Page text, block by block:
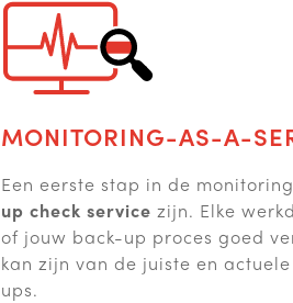
MONITORING-AS-A-
Een eerste stap in de
up check service zijn. Elke
of jouw back-up proces goed
kan zijn van de juiste en
ups.